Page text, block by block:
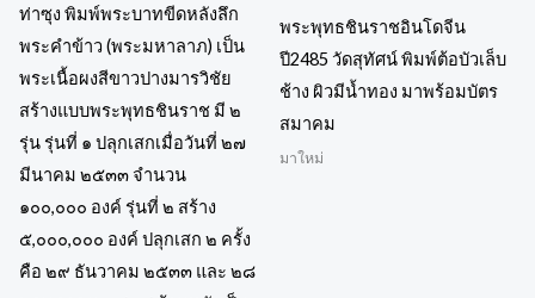
พระพุทธชินราชอินโดจีน
ปี2485 วัดสุทัศน์ พิมพ์ต้อบัวเล็บ
ช้าง ผิวมีนํ้าทอง มาพร้อมบัตร
สมาคม
มาใหม่